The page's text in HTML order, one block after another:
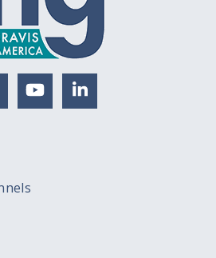
Twitter)
YouTubeLinkedIn